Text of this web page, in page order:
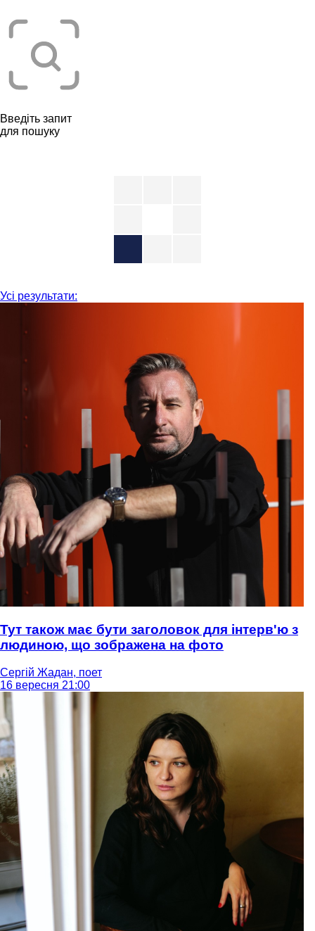
Введіть запит
для пошуку
Усі результати:
Тут також має бути заголовок для інтерв'ю з
людиною, що зображена на фото
Сергій Жадан, поет
16 вересня 21:00